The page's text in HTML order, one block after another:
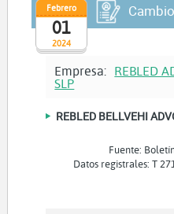
2024
Febrero
01
Empresa: REBLED
SLP
REBLED BELLVEHI
Fuente:
Datos registrales: T